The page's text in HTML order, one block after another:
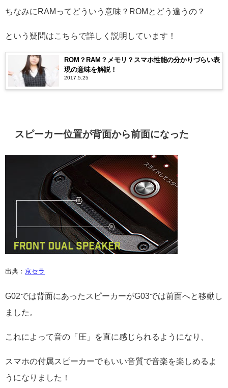
ちなみにRAMってどういう意味？ROMとどう違うの？
という疑問はこちらで詳しく説明しています！
ROM？RAM？メモリ？スマホ性能の分かりづらい表
現の意味を解説！
2017.5.25
スピーカー位置が背面から前面になった
出典： 京セラ
G02では背面にあったスピーカーがG03では前面へと移動し
ました。
これによって音の「圧」を直に感じられるようになり、
スマホの付属スピーカーでもいい音質で音楽を楽しめるよ
うになりました！